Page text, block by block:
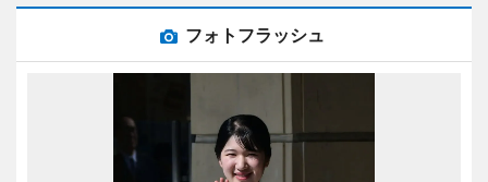
フォトフラッシュ